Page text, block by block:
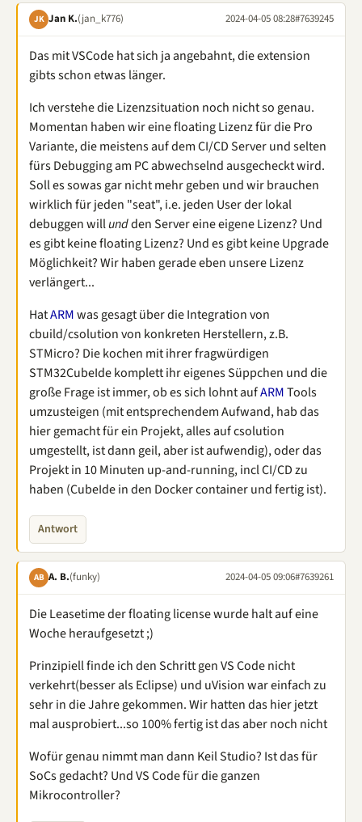
JK Jan K.(jan_k776) 2024-04-05 08:28#7639245
Das mit VSCode hat sich ja angebahnt, die extension
gibts schon etwas länger.
Ich verstehe die Lizenzsituation noch nicht so genau.
Momentan haben wir eine floating Lizenz für die Pro
Variante, die meistens auf dem CI/CD Server und selten
fürs Debugging am PC abwechselnd ausgecheckt wird.
Soll es sowas gar nicht mehr geben und wir brauchen
wirklich für jeden "seat", i.e. jeden User der lokal
debuggen willundden Server eine eigene Lizenz? Und
es gibt keine floating Lizenz? Und es gibt keine Upgrade
Möglichkeit? Wir haben gerade eben unsere Lizenz
verlängert...
HatARMwas gesagt über die Integration von
cbuild/csolution von konkreten Herstellern, z.B.
STMicro? Die kochen mit ihrer fragwürdigen
STM32CubeIde komplett ihr eigenes Süppchen und die
große Frage ist immer, ob es sich lohnt aufARMTools
umzusteigen (mit entsprechendem Aufwand, hab das
hier gemacht für ein Projekt, alles auf csolution
umgestellt, ist dann geil, aber ist aufwendig), oder das
Projekt in 10 Minuten up-and-running, incl CI/CD zu
haben (CubeIde in den Docker container und fertig ist).
Antwort
AB A. B.(funky) 2024-04-05 09:06#7639261
Die Leasetime der floating license wurde halt auf eine
Woche heraufgesetzt ;)
Prinzipiell finde ich den Schritt gen VS Code nicht
verkehrt(besser als Eclipse) und uVision war einfach zu
sehr in die Jahre gekommen. Wir hatten das hier jetzt
mal ausprobiert...so 100% fertig ist das aber noch nicht
Wofür genau nimmt man dann Keil Studio? Ist das für
SoCs gedacht? Und VS Code für die ganzen
Mikrocontroller?